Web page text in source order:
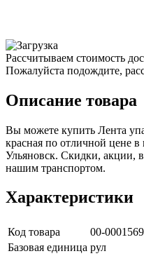
Рассчитываем стоимость
Пожалуйста подождите,
Описание товара
Вы можете купить Лента
красная по отличной цене
Ульяновск. Скидки, акции,
нашим транспортом.
Характеристики
Код товара
00-
Базовая единица рул